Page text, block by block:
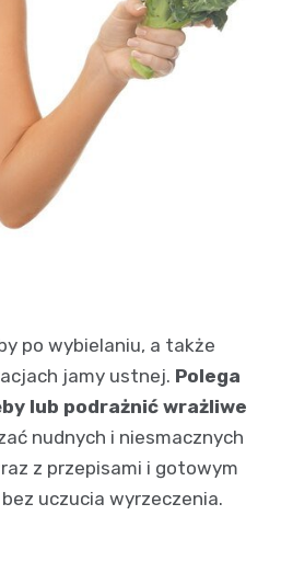
po wybielaniu, a także
jamy ustnej. Polega
lub podrażnić wrażliwe
nudnych i niesmacznych
z przepisami i gotowym
uczucia wyrzeczenia.